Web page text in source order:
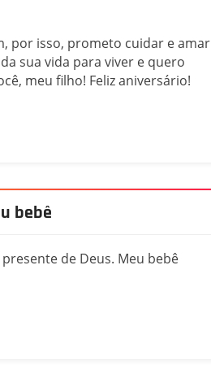
por isso, prometo cuidar e amar
sua vida para viver e quero
meu filho! Feliz aniversário!
bebê
de Deus. Meu bebê